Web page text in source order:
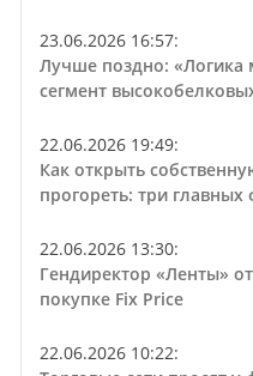
23.06.2026 16:57:
Лучше поздно:
сегмент
22.06.2026 19:49:
Как открыть
прогореть: три главных
22.06.2026 13:30:
Гендиректор «Ленты»
покупке Fix Price
22.06.2026 10:22: